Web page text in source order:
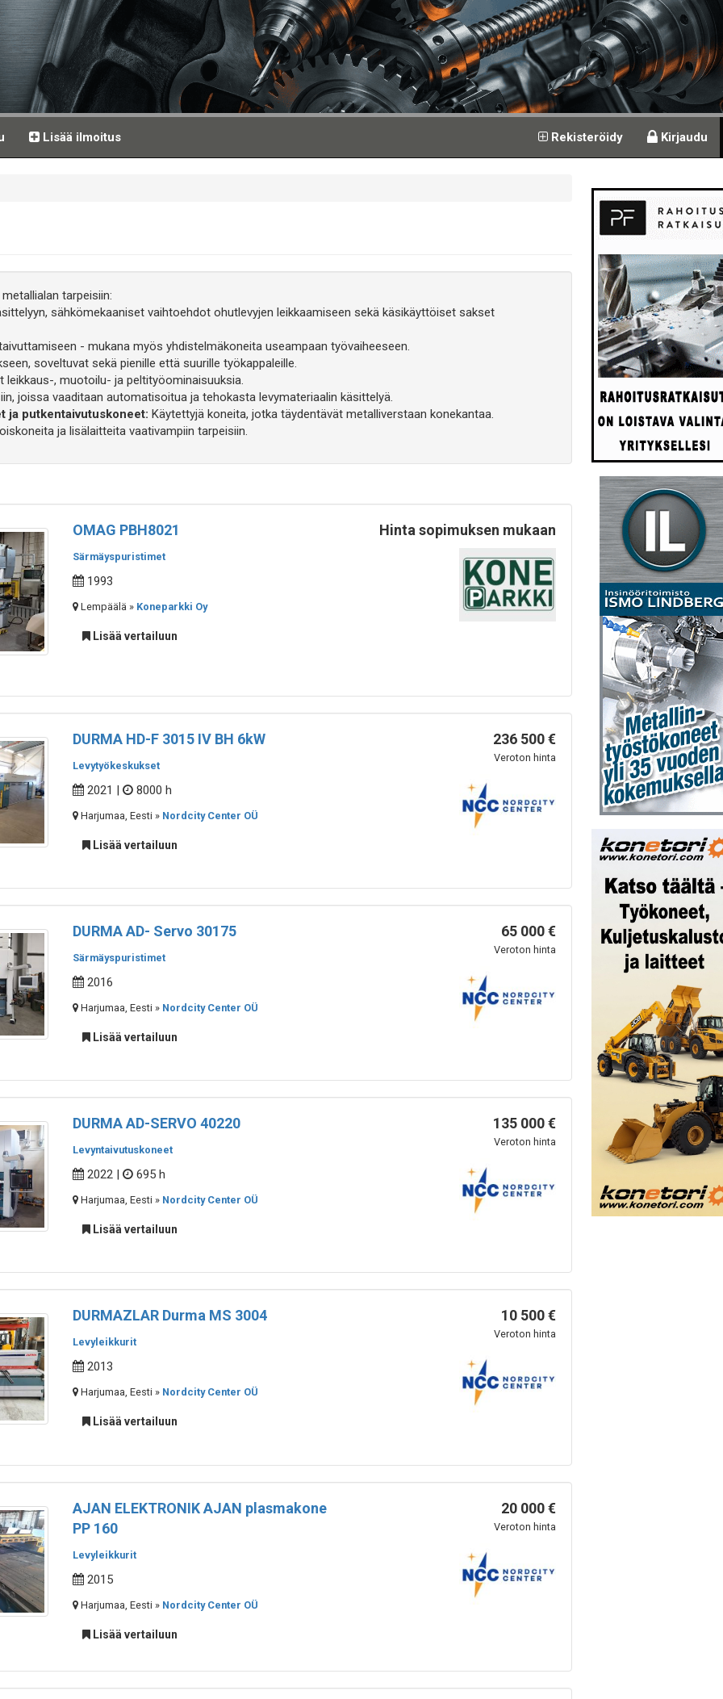
Lisää ilmoitus Rekisteröidy Kirjaudu
tarpeisiin:
sähkömekaaniset vaihtoehdot ohutlevyjen leikkaamiseen sekä käsikäyttöiset sakset
- mukana myös yhdistelmäkoneita useampaan työvaiheeseen.
soveltuvat sekä pienille että suurille työkappaleille.
, muotoilu- ja peltityöominaisuuksia.
joissa vaaditaan automatisoitua ja tehokasta levymateriaalin käsittelyä.
ja putkentaivutuskoneet: Käytettyjä koneita, jotka täydentävät metalliverstaan konekantaa.
ja lisälaitteita vaativampiin tarpeisiin.
OMAG PBH8021
Särmäyspuristimet
1993
Lempäälä » Koneparkki Oy
Lisää vertailuun
Hinta sopimuksen mukaan
DURMA HD-F 3015 IV BH 6kW
Levytyökeskukset
2021 | 8000 h
Harjumaa, Eesti » Nordcity Center OÜ
Lisää vertailuun
236 500 €
Veroton hinta
DURMA AD- Servo 30175
Särmäyspuristimet
2016
Harjumaa, Eesti » Nordcity Center OÜ
Lisää vertailuun
65 000 €
Veroton hinta
DURMA AD-SERVO 40220
Levyntaivutuskoneet
2022 | 695 h
Harjumaa, Eesti » Nordcity Center OÜ
Lisää vertailuun
135 000 €
Veroton hinta
DURMAZLAR Durma MS 3004
Levyleikkurit
2013
Harjumaa, Eesti » Nordcity Center OÜ
Lisää vertailuun
10 500 €
Veroton hinta
AJAN ELEKTRONIK AJAN plasmakone
PP 160
Levyleikkurit
2015
Harjumaa, Eesti » Nordcity Center OÜ
Lisää vertailuun
20 000 €
Veroton hinta